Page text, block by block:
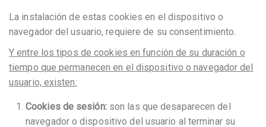
La instalación de estas cookies en el dispositivo o
navegador del usuario, requiere de su consentimiento.
Y entre los tipos de cookies en función de su duración o
tiempo que permanecen en el dispositivo o navegador del
usuario, existen:
Cookies de sesión:son las que desaparecen del
navegador o dispositivo del usuario al terminar su